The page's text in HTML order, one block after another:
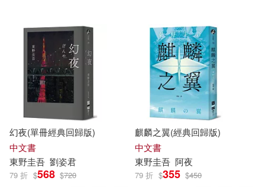
幻夜(單冊經典回歸版)
中文書
東野圭吾 劉姿君
79 折 $568 $720
麒麟之翼(經典回歸版)
中文書
東野圭吾 阿夜
79 折 $355 $450